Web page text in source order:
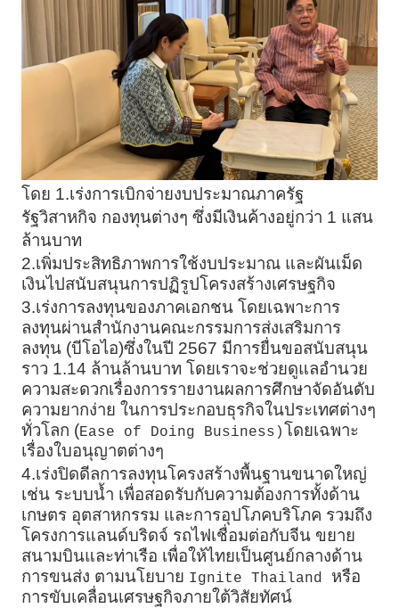
โดย 1.เร่งการเบิกจ่ายงบประมาณภาครัฐ
รัฐวิสาหกิจ กองทุนต่างๆ ซึ่งมีเงินค้างอยู่กว่า 1 แสน
ล้านบาท
2.เพิ่มประสิทธิภาพการใช้งบประมาณ และผันเม็ด
เงินไปสนับสนุนการปฏิรูปโครงสร้างเศรษฐกิจ
3.เร่งการลงทุนของภาคเอกชน โดยเฉพาะการ
ลงทุนผ่านสำนักงานคณะกรรมการส่งเสริมการ
ลงทุน (บีโอไอ)ซึ่งในปี 2567 มีการยื่นขอสนับสนุน
ราว 1.14 ล้านล้านบาท โดยเราจะช่วยดูแลอำนวย
ความสะดวกเรื่องการรายงานผลการศึกษาจัดอันดับ
ความยากง่าย ในการประกอบธุรกิจในประเทศต่างๆ
ทั่วโลก (Ease of Doing Business)โดยเฉพาะ
เรื่องใบอนุญาตต่างๆ
4.เร่งปิดดีลการลงทุนโครงสร้างพื้นฐานขนาดใหญ่
เช่น ระบบน้ำ เพื่อสอดรับกับความต้องการทั้งด้าน
เกษตร อุตสาหกรรม และการอุปโภคบริโภค รวมถึง
โครงการแลนด์บริดจ์ รถไฟเชื่อมต่อกับจีน ขยาย
สนามบินและท่าเรือ เพื่อให้ไทยเป็นศูนย์กลางด้าน
การขนส่ง ตามนโยบาย Ignite Thailand หรือ
การขับเคลื่อนเศรษฐกิจภายใต้วิสัยทัศน์